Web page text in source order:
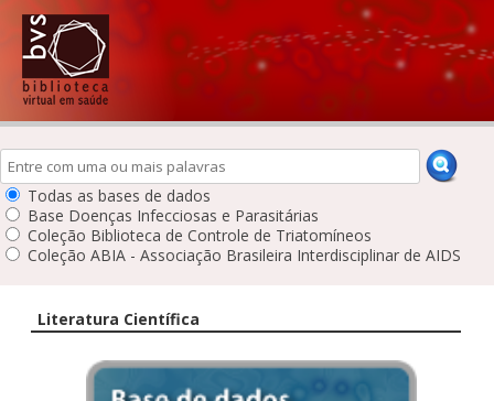
Todas as bases de dados
Base Doenças Infecciosas e Parasitárias
Coleção Biblioteca de Controle de Triatomíneos
Coleção ABIA - Associação Brasileira Interdisciplinar de AIDS
Literatura Científica